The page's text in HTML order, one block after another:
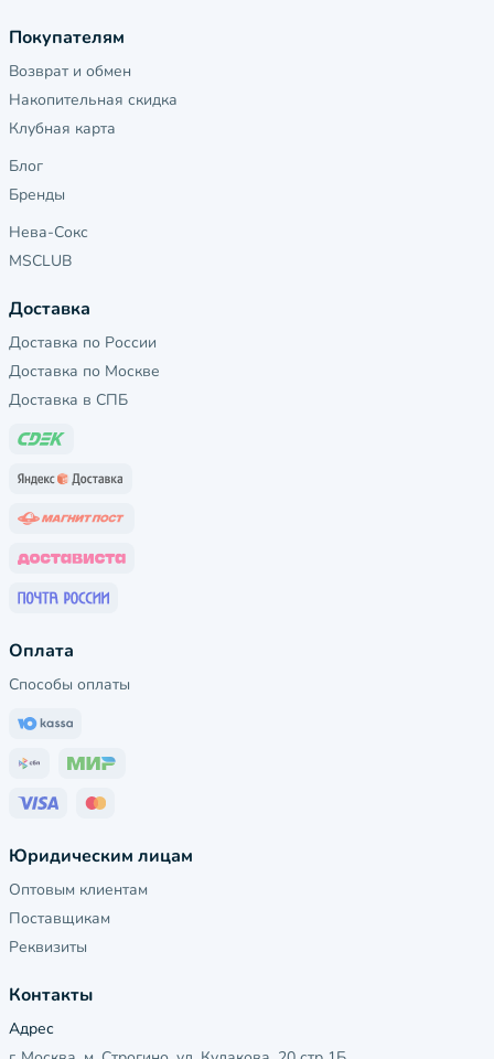
Покупателям
Возврат и обмен
Накопительная скидка
Клубная карта
Блог
Бренды
Нева-Сокс
MSCLUB
Доставка
Доставка по России
Доставка по Москве
Доставка в СПБ
Оплата
Способы оплаты
Юридическим лицам
Оптовым клиентам
Поставщикам
Реквизиты
Контакты
Адрес